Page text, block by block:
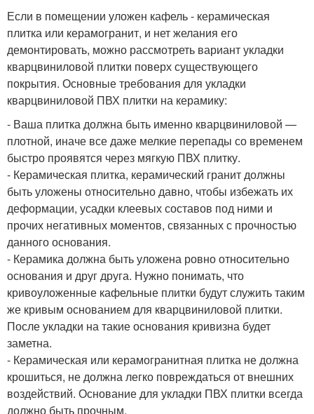
Если в помещении уложен кафель - керамическая
плитка или керамогранит, и нет желания его
демонтировать, можно рассмотреть вариант укладки
кварцвиниловой плитки поверх существующего
покрытия. Основные требования для укладки
кварцвиниловой ПВХ плитки на керамику:
- Ваша плитка должна быть именно кварцвиниловой —
плотной, иначе все даже мелкие перепады со временем
быстро проявятся через мягкую ПВХ плитку.
- Керамическая плитка, керамический гранит должны
быть уложены относительно давно, чтобы избежать их
деформации, усадки клеевых составов под ними и
прочих негативных моментов, связанных с прочностью
данного основания.
- Керамика должна быть уложена ровно относительно
основания и друг друга. Нужно понимать, что
кривоуложенные кафельные плитки будут служить таким
же кривым основанием для кварцвиниловой плитки.
После укладки на такие основания кривизна будет
заметна.
- Керамическая или керамогранитная плитка не должна
крошиться, не должна легко повреждаться от внешних
воздействий. Основание для укладки ПВХ плитки всегда
должно быть прочным.